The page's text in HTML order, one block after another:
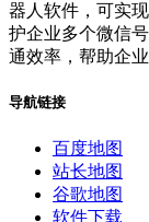
器人软件，可实
护企业多个微信
通效率，帮助企
导航链接
百度地图
站长地图
谷歌地图
软件下载